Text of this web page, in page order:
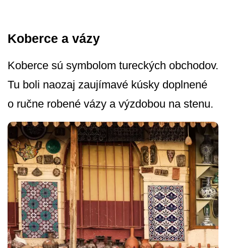
Koberce a vázy
Koberce sú symbolom tureckých obchodov.
Tu boli naozaj zaujímavé kúsky doplnené
o ručne robené vázy a výzdobou na stenu.